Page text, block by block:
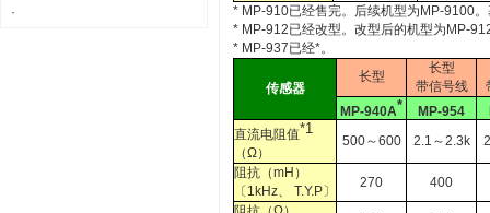
·
* MP-910已经售完。后续机型为MP-9100
* MP-912已经改型。改型后的机型为MP-
* MP-937已经*。
传感器
长型
长型
带信号线
MP-940A* MP-954
直流电阻值*1
（Ω）
500～600 2.1～2.3k
阻抗（mH）
〔1kHz、 T.Y.P〕
270
400